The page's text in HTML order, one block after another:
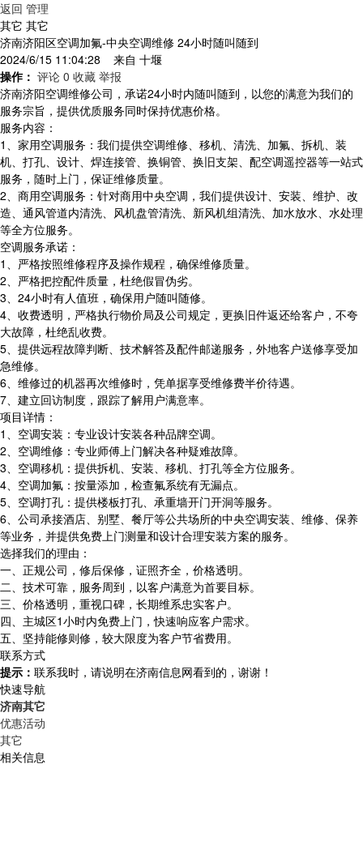
返回 管理
其它 其它
济南济阳区空调加氟-中央空调维修 24小时随叫随到
2024/6/15 11:04:28 来自 十堰
操作： 评论 0 收藏 举报
济南济阳空调维修公司，承诺24小时内随叫随到，以您的满意为我们的
服务宗旨，提供优质服务同时保持优惠价格。
服务内容：
1、家用空调服务：我们提供空调维修、移机、清洗、加氟、拆机、装
机、打孔、设计、焊连接管、换铜管、换旧支架、配空调遥控器等一站式
服务，随时上门，保证维修质量。
2、商用空调服务：针对商用中央空调，我们提供设计、安装、维护、改
造、通风管道内清洗、风机盘管清洗、新风机组清洗、加水放水、水处理
等全方位服务。
空调服务承诺：
1、严格按照维修程序及操作规程，确保维修质量。
2、严格把控配件质量，杜绝假冒伪劣。
3、24小时有人值班，确保用户随叫随修。
4、收费透明，严格执行物价局及公司规定，更换旧件返还给客户，不夸
大故障，杜绝乱收费。
5、提供远程故障判断、技术解答及配件邮递服务，外地客户送修享受加
急维修。
6、维修过的机器再次维修时，凭单据享受维修费半价待遇。
7、建立回访制度，跟踪了解用户满意率。
项目详情：
1、空调安装：专业设计安装各种品牌空调。
2、空调维修：专业师傅上门解决各种疑难故障。
3、空调移机：提供拆机、安装、移机、打孔等全方位服务。
4、空调加氟：按量添加，检查氟系统有无漏点。
5、空调打孔：提供楼板打孔、承重墙开门开洞等服务。
6、公司承接酒店、别墅、餐厅等公共场所的中央空调安装、维修、保养
等业务，并提供免费上门测量和设计合理安装方案的服务。
选择我们的理由：
一、正规公司，修后保修，证照齐全，价格透明。
二、技术可靠，服务周到，以客户满意为首要目标。
三、价格透明，重视口碑，长期维系忠实客户。
四、主城区1小时内免费上门，快速响应客户需求。
五、坚持能修则修，较大限度为客户节省费用。
联系方式
提示： 联系我时，请说明在济南信息网看到的，谢谢！
快速导航
济南其它
优惠活动
其它
相关信息